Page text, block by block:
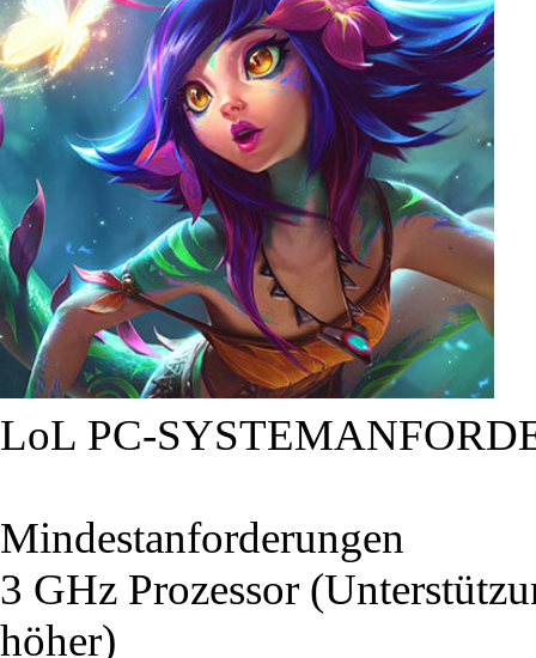
LoL PC-
Mindestanforderungen
3 GHz Prozessor
höher)